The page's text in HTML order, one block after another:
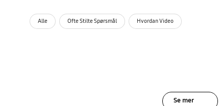
Alle Ofte Stilte Spørsmål Hvordan Video
Se mer